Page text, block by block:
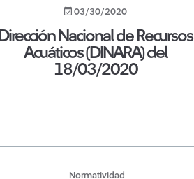
03/30/2020
Dirección Nacional de Recursos
Acuáticos (DINARA) del
18/03/2020
Normatividad